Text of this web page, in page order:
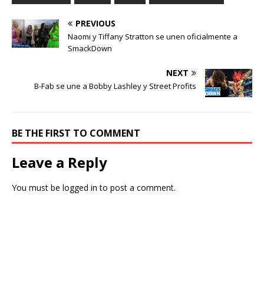
PREVIOUS
Naomi y Tiffany Stratton se unen oficialmente a
SmackDown
NEXT
B-Fab se une a Bobby Lashley y Street Profits
BE THE FIRST TO COMMENT
Leave a Reply
You must be logged in to post a comment.